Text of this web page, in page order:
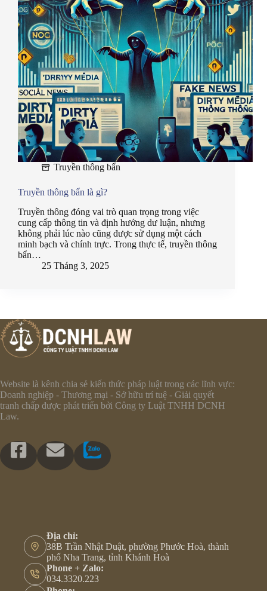
Truyền thông bẩn
Truyền thông bẩn là gì?
Truyền thông đóng vai trò quan trọng trong việc
cung cấp thông tin và định hướng dư luận, nhưng
không phải lúc nào cũng được sử dụng một cách
minh bạch và chính trực. Trong thực tế, truyền thông
bẩn…
25 Tháng 3, 2025
Website là kênh chia sẻ kiến thức pháp luật trong các lĩnh vực:
Doanh nghiệp - Thương mại - Sở hữu trí tuệ - Giải quyết
tranh chấp được phát triển bởi Công ty Luật TNHH DCNH
Law.
Địa chỉ:
38B Trần Nhật Duật, phường Phước Hoà, thành
phố Nha Trang, tỉnh Khánh Hoà
Phone + Zalo:
034.3320.223